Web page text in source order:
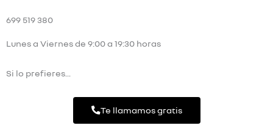
699 519 380
Lunes a Viernes de 9:00 a 19:30 horas
Si lo prefieres...
Te llamamos gratis